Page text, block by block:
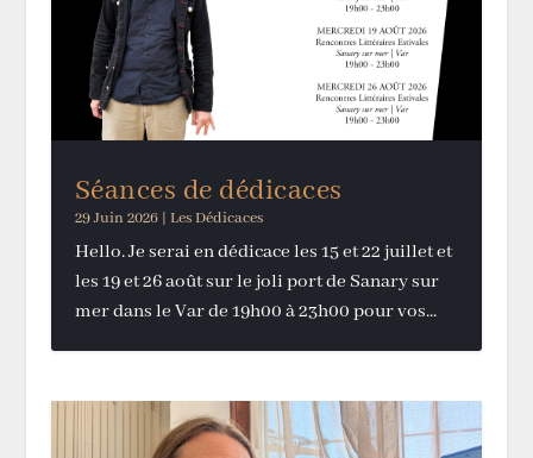
Séances de dédicaces
29 Juin 2026| Les Dédicaces
Hello. Je serai en dédicace les 15 et 22 juillet et
les 19 et 26 août sur le joli port de Sanary sur
mer dans le Var de 19h00 à 23h00 pour vos...